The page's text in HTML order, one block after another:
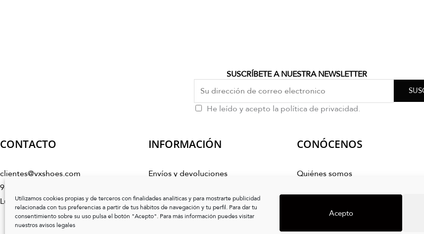
Utilizamos cookies propias y de terceros con finalidades analíticas y para mostrarte publicidad
relacionada con tus preferencias a partir de tus hábitos de navegación y tu perfil. Para dar tu
consentimiento sobre su uso pulsa el botón "Acepto". Para más información puedes visitar
nuestros avisos legales
Acepto
SUSCRÍBETE A NUESTRA NEWSLETTER
He leído y acepto la política de privacidad.
CONTACTO
clientes@vxshoes.com
986 17 50 04
Lunes a Viernes de 10:00h a 14:00h
I
INFORMACIÓN
Envíos y devoluciones
Preguntas frecuentes
Cuidado del calzado
CONÓCENOS
Quiénes somos